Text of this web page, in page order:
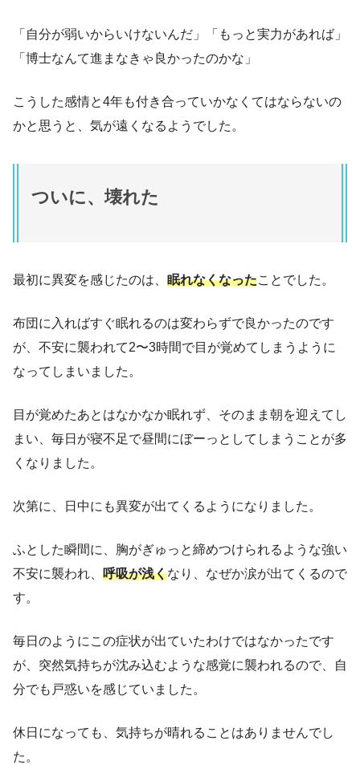
「自分が弱いからいけないんだ」「もっと実力があれば」
「博士なんて進まなきゃ良かったのかな」
こうした感情と4年も付き合っていかなくてはならないの
かと思うと、気が遠くなるようでした。
ついに、壊れた
最初に異変を感じたのは、 眠れなくなったことでした。
布団に入ればすぐ眠れるのは変わらずで良かったのです
が、不安に襲われて2〜3時間で目が覚めてしまうように
なってしまいました。
目が覚めたあとはなかなか眠れず、そのまま朝を迎えてし
まい、毎日が寝不足で昼間にぼーっとしてしまうことが多
くなりました。
次第に、日中にも異変が出てくるようになりました。
ふとした瞬間に、胸がぎゅっと締めつけられるような強い
不安に襲われ、 呼吸が浅くなり、なぜか涙が出てくるので
す。
毎日のようにこの症状が出ていたわけではなかったです
が、突然気持ちが沈み込むような感覚に襲われるので、自
分でも戸惑いを感じていました。
休日になっても、気持ちが晴れることはありませんでし
た。